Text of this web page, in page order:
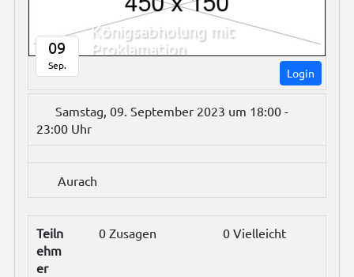
09
Sep.
Königsabholung mit
Proklamation
Login
Samstag, 09. September 2023 um 18:00 -
23:00 Uhr
Aurach
Teiln
ehm
er
0 Zusagen 0 Vielleicht